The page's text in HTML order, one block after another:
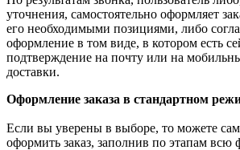
уточнения, самостоятельно оформляет
его необходимыми позициями, либо
оформление в том виде, в котором есть
подтверждение на почту или на
доставки.
Оформление заказа в стандартном
Если вы уверены в выборе, то можете
оформить заказ, заполнив по этапам всю